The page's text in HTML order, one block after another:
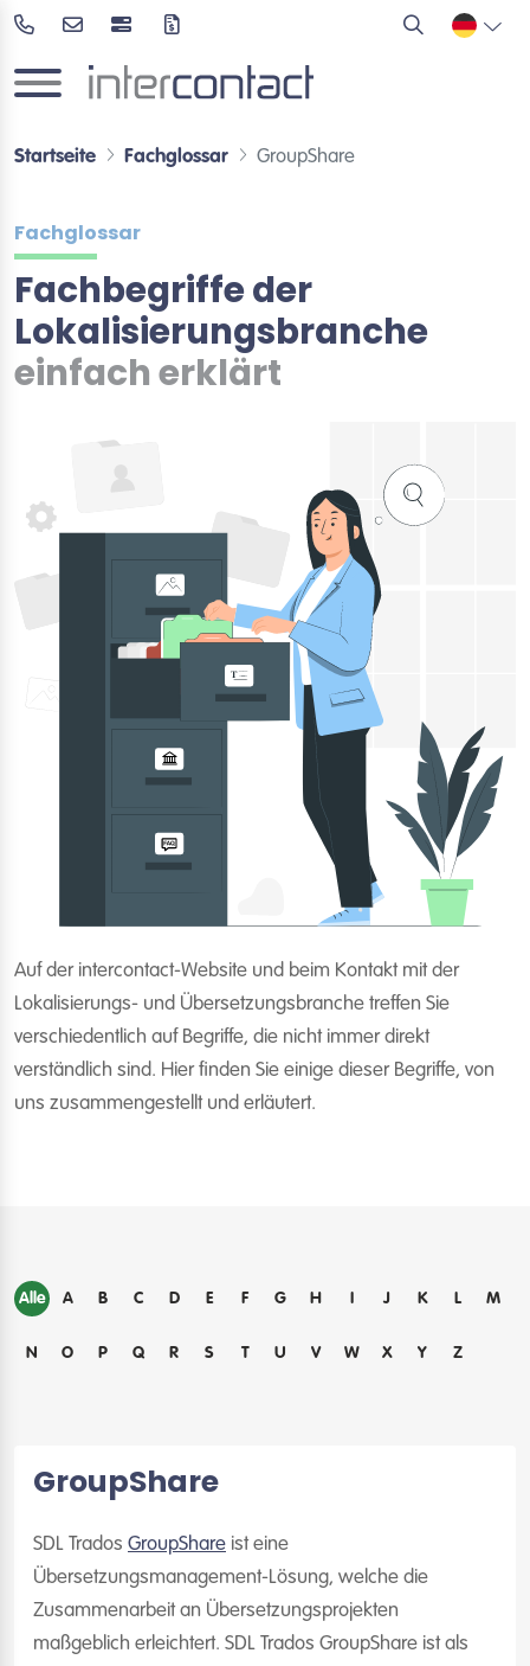
Startseite Fachglossar GroupShare
Fachglossar
Fachbegriffe der
Lokalisierungsbranche
einfach erklärt
Auf der intercontact-Website und beim Kontakt mit der
Lokalisierungs- und Übersetzungsbranche treffen Sie
verschiedentlich auf Begriffe, die nicht immer direkt
verständlich sind. Hier finden Sie einige dieser Begriffe, von
uns zusammengestellt und erläutert.
Alle A B C D E F G H I J K L M
N O P Q R S T U V W X Y Z
GroupShare
SDL Trados GroupShare ist eine
Übersetzungsmanagement-Lösung, welche die
Zusammenarbeit an Übersetzungsprojekten
maßgeblich erleichtert. SDL Trados GroupShare ist als